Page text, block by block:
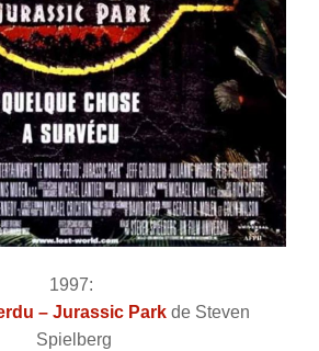
1997:
– Jurassic Park de Steven
Spielberg